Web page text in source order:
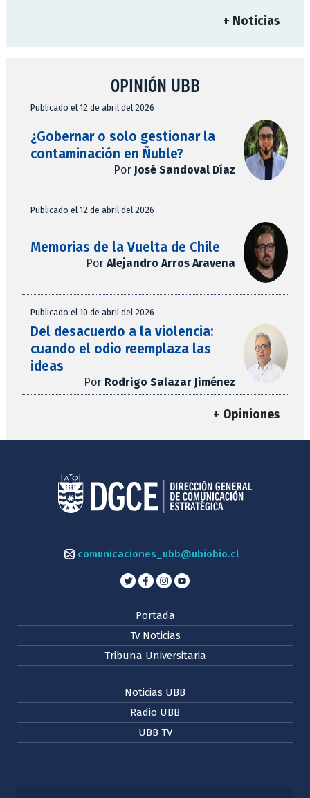
+ Noticias
OPINIÓN UBB
Publicado el 12 de abril del 2026
¿Gobernar o solo gestionar la
contaminación en Ñuble?
Por José Sandoval Díaz
Publicado el 12 de abril del 2026
Memorias de la Vuelta de Chile
Por Alejandro Arros Aravena
Publicado el 10 de abril del 2026
Del desacuerdo a la violencia:
cuando el odio reemplaza las
ideas
Por Rodrigo Salazar Jiménez
+ Opiniones
comunicaciones_ubb@ubiobio.cl
Portada
Tv Noticias
Tribuna Universitaria
Noticias UBB
Radio UBB
UBB TV